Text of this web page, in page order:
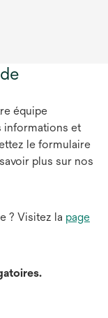
équipe
informations et
le formulaire
plus sur nos
? Visitez la page